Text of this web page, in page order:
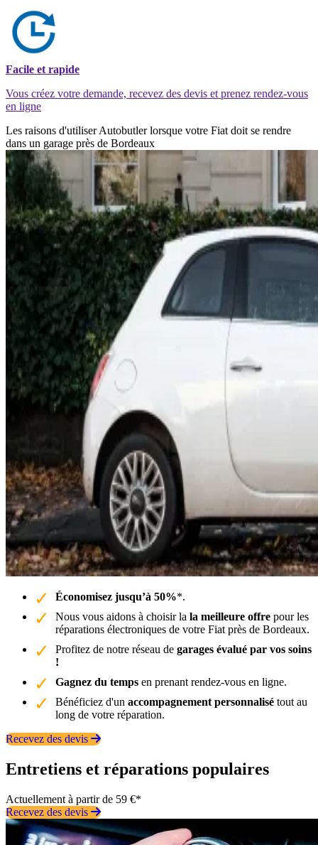
Facile et rapide
Vous créez votre demande, recevez des devis et prenez rendez-vous
en ligne
Les raisons d'utiliser Autobutler lorsque votre Fiat doit se rendre
dans un garage près de Bordeaux
Économisez jusqu’à 50%*.
Nous vous aidons à choisir la la meilleure offre pour les
réparations électroniques de votre Fiat près de Bordeaux.
Profitez de notre réseau de garages évalué par vos soins
!
Gagnez du temps en prenant rendez-vous en ligne.
Bénéficiez d'un accompagnement personnalisé tout au
long de votre réparation.
Recevez des devis
Entretiens et réparations populaires
Actuellement à partir de 59 €*
Recevez des devis